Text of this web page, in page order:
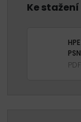
Ke stažení